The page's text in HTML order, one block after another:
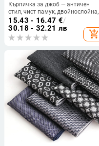
Кърпичка за джоб — античен
стил, чист памук, двойнослойна,
бродирани пшенични колоски,
бродиран текст
15.43 - 16.47 €/
30.18 - 32.21 лв
add_shopping_cart